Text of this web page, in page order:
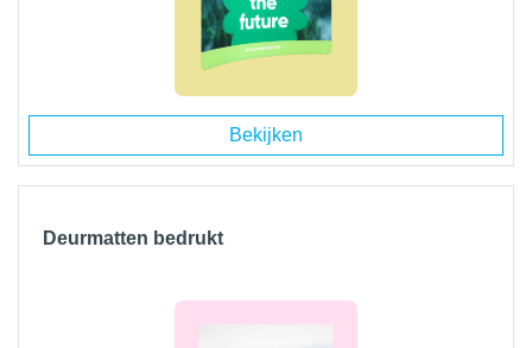
Bekijken
Deurmatten bedrukt